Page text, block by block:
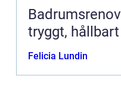
tryggt,
Felicia Lundin